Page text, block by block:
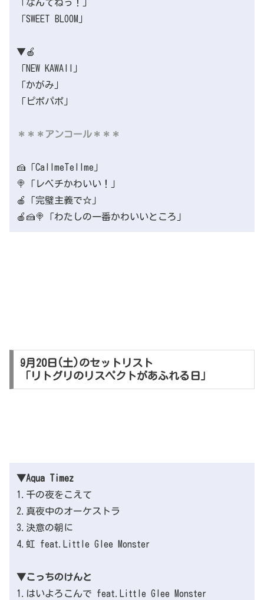
「なんてねっ！」
「SWEET BLOOM」
▼🍎
「NEW KAWAII」
「かがみ」
「ピポパポ」
＊＊＊アンコール＊＊＊
🍰「CallmeTellme」
🍭「レベチかわいい！」
🍎「完璧主義で☆」
🍎🍰🍭「わたしの一番かわいいところ」
9月20日(土)のセットリスト
「リトグリのリスペクトがあふれる日」
▼Aqua Timez
1.千の夜をこえて
2.真夜中のオーケストラ
3.決意の朝に
4.虹 feat.Little Glee Monster
▼こっちのけんと
1.はいよろこんで feat.Little Glee Monster